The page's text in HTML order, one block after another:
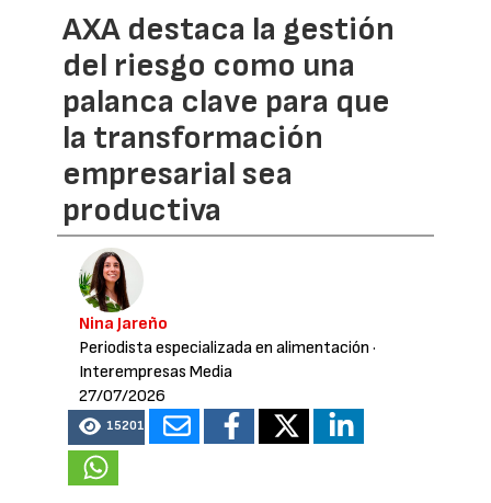
AXA destaca la gestión
del riesgo como una
palanca clave para que
la transformación
empresarial sea
productiva
Nina Jareño
Periodista especializada en alimentación ·
Interempresas Media
27/07/2026
15201